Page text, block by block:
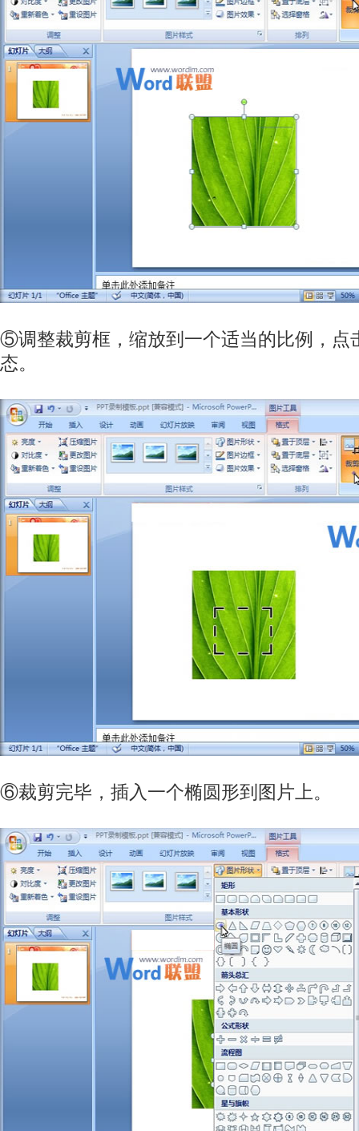
⑤调整裁剪框，缩放到一个适当的比例，点
态。
⑥裁剪完毕，插入一个椭圆形到图片上。